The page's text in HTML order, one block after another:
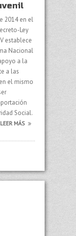
2014 en el
Ley
establece
Nacional
a la
a las
el mismo
Social.
LEER MÁS